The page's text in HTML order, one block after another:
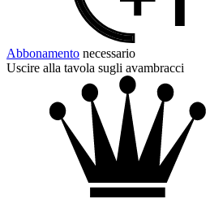
Abbonamento necessario
Uscire alla tavola sugli avambracci